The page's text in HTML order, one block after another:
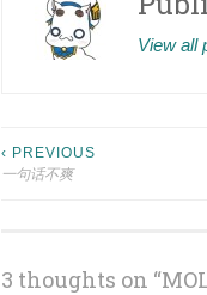
View all
Post
‹ PREVIOUS
一句话不爽
3 thoughts on “